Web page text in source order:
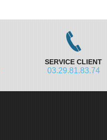
SERVICE CLIENT
03.29.81.83.74